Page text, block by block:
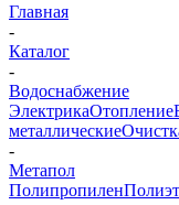
Главная
-
Каталог
-
Водоснабжение
ЭлектрикаОтопление
металлические
-
Метапол
Полипропилен